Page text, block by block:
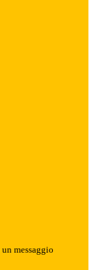
messaggio